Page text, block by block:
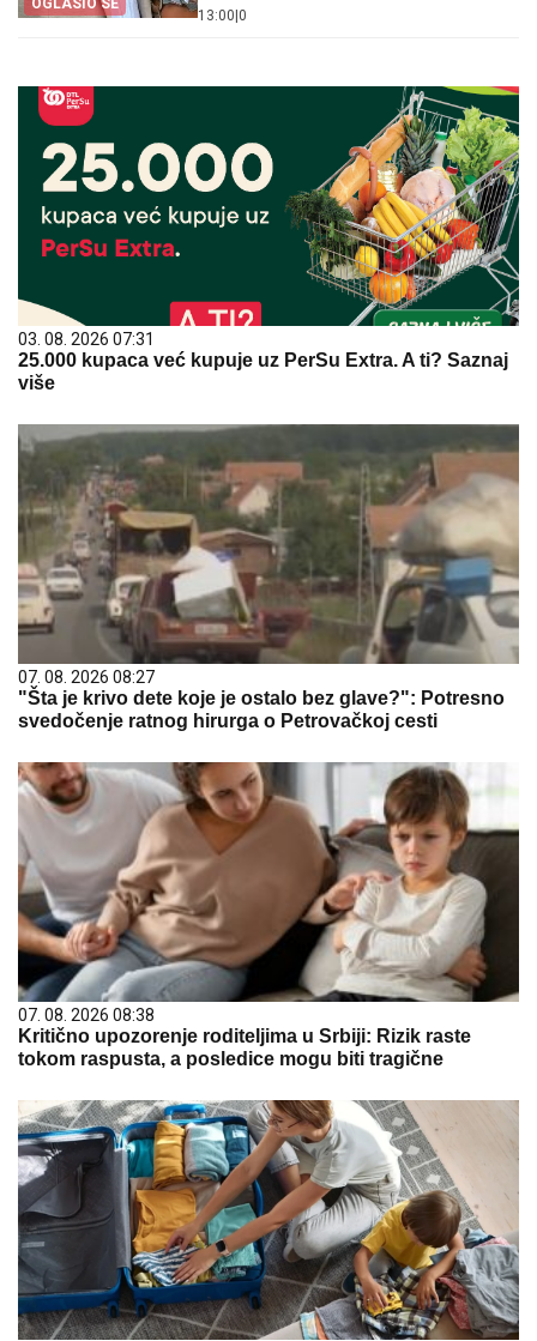
OGLASIO SE
13:00 0
03. 08. 2026 07:31
25.000 kupaca već kupuje uz PerSu Extra. A ti? Saznaj
više
07. 08. 2026 08:27
"Šta je krivo dete koje je ostalo bez glave?": Potresno
svedočenje ratnog hirurga o Petrovačkoj cesti
07. 08. 2026 08:38
Kritično upozorenje roditeljima u Srbiji: Rizik raste
tokom raspusta, a posledice mogu biti tragične